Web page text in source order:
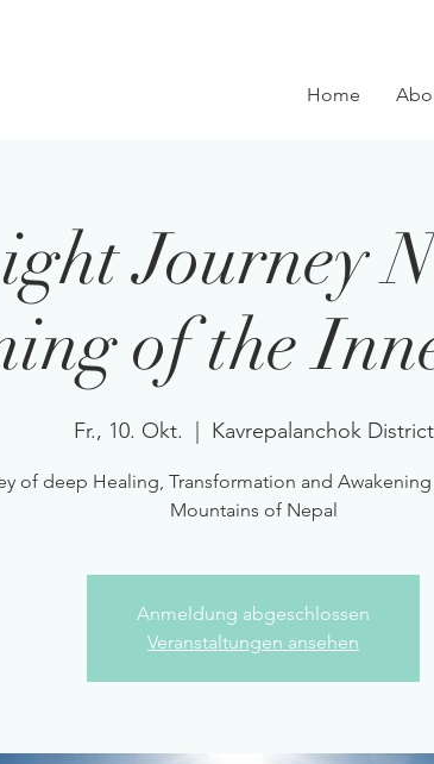
Home
Journey
of the
Fr., 10. Okt. Kavrepalanchok District
of deep Healing, Transformation and
Mountains of Nepal
Anmeldung abgeschlossen
Veranstaltungen ansehen